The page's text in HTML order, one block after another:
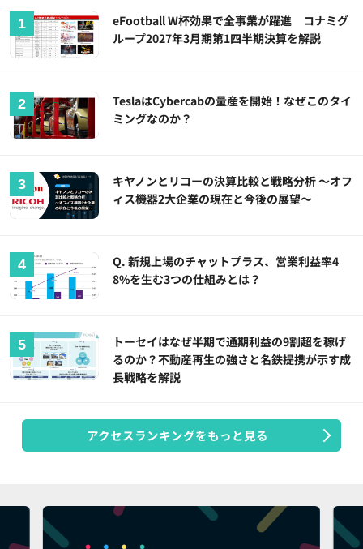
eFootball W杯効果で全事業が躍進 コナミグ
ループ2027年3月期第1四半期決算を解説
TeslaはCybercabの量産を開始！なぜこのタイ
ミングなのか？
キヤノンとリコーの決算比較と戦略分析 ～オフ
ィス機器2大企業の現在と今後の展望～
Q. 新規上場のチャットプラス、営業利益率4
8%を生む3つの仕組みとは？
トーセイはなぜ半期で通期利益の9割超を稼げ
るのか？不動産再生の強さと名鉄提携が示す成
長戦略を解説
アクセスランキングをもっと見る